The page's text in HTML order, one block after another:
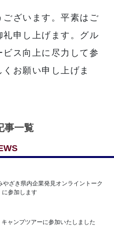
ざいます。平素はご
申し上げます。グル
ス向上に尽力して参
お願い申し上げま
事一覧
やざき県内企業発見オンライントーク
に参加します
ャンプツアーに参加いたしました